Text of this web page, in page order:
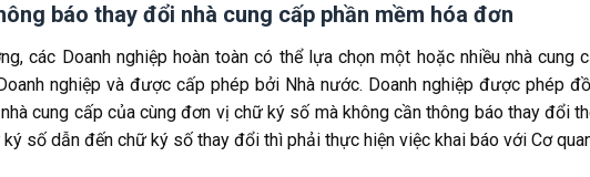
báo thay đổi nhà cung cấp phần mềm hóa đơn
các Doanh nghiệp hoàn toàn có thể lựa chọn một hoặc nhiều nhà cung
nghiệp và được cấp phép bởi Nhà nước. Doanh nghiệp được phép
cung cấp của cùng đơn vị chữ ký số mà không cần thông báo thay đổi
số dẫn đến chữ ký số thay đổi thì phải thực hiện việc khai báo với Cơ